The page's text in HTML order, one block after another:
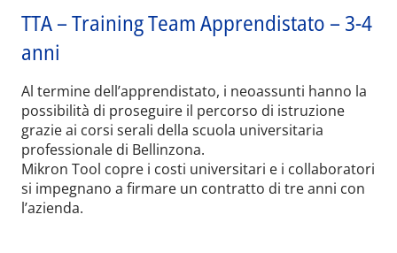
TTA – Training Team Apprendistato – 3-4
anni
Al termine dell’apprendistato, i neoassunti hanno la
possibilità di proseguire il percorso di istruzione
grazie ai corsi serali della scuola universitaria
professionale di Bellinzona.
Mikron Tool copre i costi universitari e i collaboratori
si impegnano a firmare un contratto di tre anni con
l’azienda.